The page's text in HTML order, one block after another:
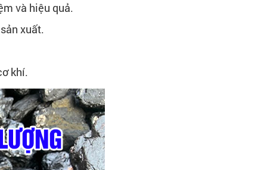
và hiệu quả.
xuất.
khí.